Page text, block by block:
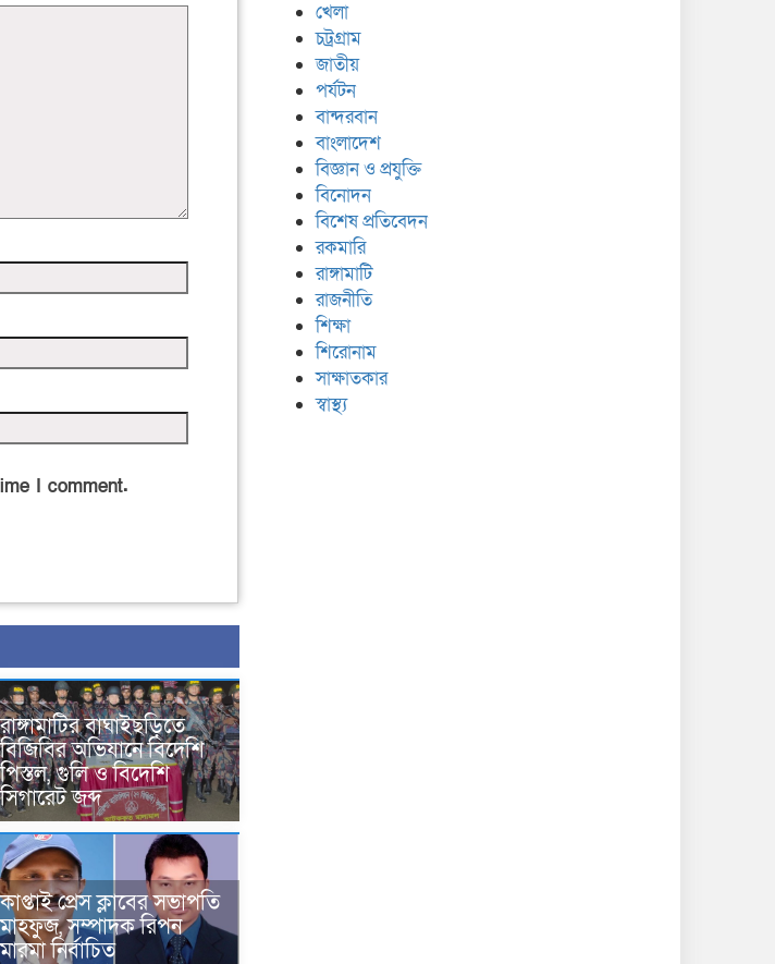
I comment.
রাঙ্গামাটির বাঘাইছড়িতে
বিজিবির অভিযানে বিদেশি
পিস্তল, গুলি ও বিদেশি
সিগারেট জব্দ
কাপ্তাই প্রেস ক্লাবের সভাপতি
মাহফুজ, সম্পাদক রিপন
মারমা নির্বাচিত
খেলা
চট্রগ্রাম
জাতীয়
পর্যটন
বান্দরবান
বাংলাদেশ
বিজ্ঞান ও প্রযুক্তি
বিনোদন
বিশেষ প্রতিবেদন
রকমারি
রাঙ্গামাটি
রাজনীতি
শিক্ষা
শিরোনাম
সাক্ষাতকার
স্বাস্থ্য